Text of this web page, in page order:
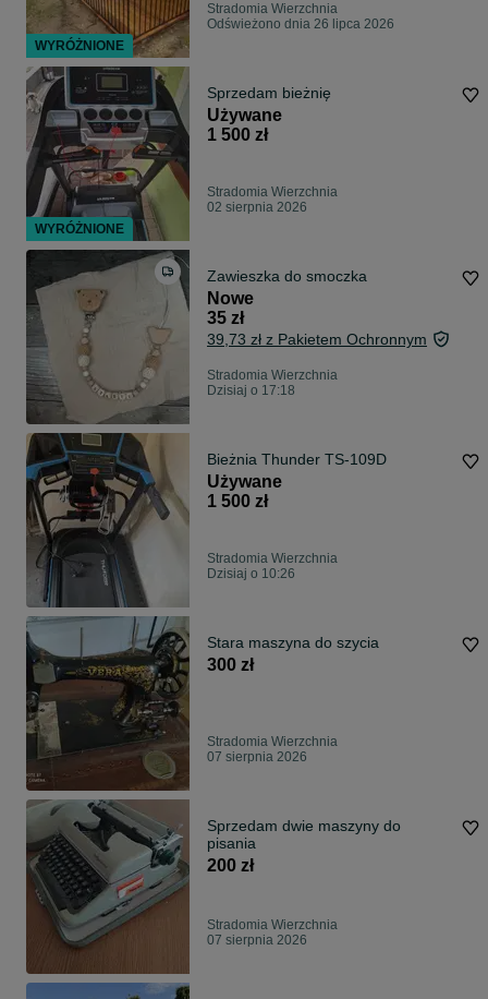
Stradomia Wierzchnia
Odświeżono dnia 26 lipca 2026
Sprzedam bieżnię
Używane
1 500 zł
Stradomia Wierzchnia
02 sierpnia 2026
Zawieszka do smoczka
Nowe
35 zł
39,73 zł z Pakietem Ochronnym
Stradomia Wierzchnia
Dzisiaj o 17:18
Bieżnia Thunder TS-109D
Używane
1 500 zł
Stradomia Wierzchnia
Dzisiaj o 10:26
Stara maszyna do szycia
300 zł
Stradomia Wierzchnia
07 sierpnia 2026
Sprzedam dwie maszyny do
pisania
200 zł
Stradomia Wierzchnia
07 sierpnia 2026
WYRÓŻNIONE
WYRÓŻNIONE